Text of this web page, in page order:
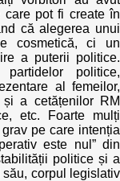
pot fi create în
că alegerea unui
cosmetică, ci un
a puterii politice.
politice,
al femeilor,
și a cetățenilor RM
etc. Foarte mulți
pe care intenția
este nul” din
politice și a
corpul legislativ